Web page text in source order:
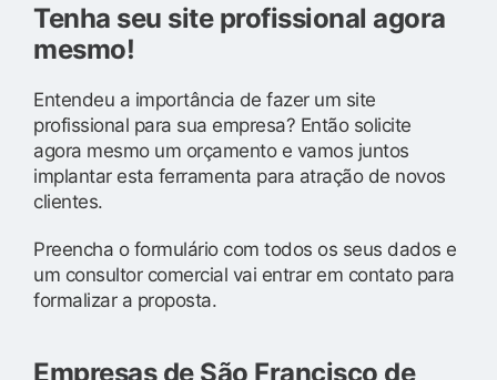
Tenha seu site profissional agora
mesmo!
Entendeu a importância de fazer um site
profissional para sua empresa? Então solicite
agora mesmo um orçamento e vamos juntos
implantar esta ferramenta para atração de novos
clientes.
Preencha o formulário com todos os seus dados e
um consultor comercial vai entrar em contato para
formalizar a proposta.
Empresas de São Francisco de